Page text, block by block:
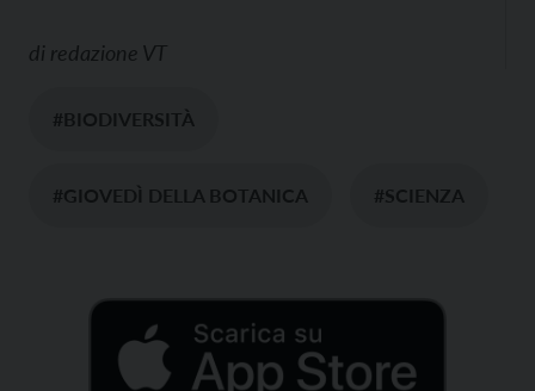
di redazione VT
#BIODIVERSITÀ
#GIOVEDÌ DELLA BOTANICA #SCIENZA